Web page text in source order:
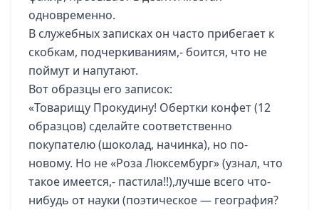
одновременно.
В служебных записках он часто прибегает к
скобкам, подчеркиваниям,- боится, что не
поймут и напутают.
Вот образцы его записок:
«Товарищу Прокудину! Обертки конфет (12
образцов) сделайте соответственно
покупателю (шоколад, начинка), но по-
новому. Но не «Роза Люксембург» (узнал, что
такое имеется,- пастила!!),лучше всего что-
нибудь от науки (поэтическое — география?